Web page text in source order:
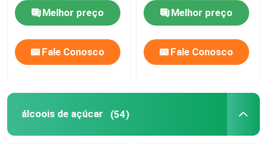
Melhor preço
Fale Conosco
Melhor preço
Fale Conosco
álcoois de açúcar (54)